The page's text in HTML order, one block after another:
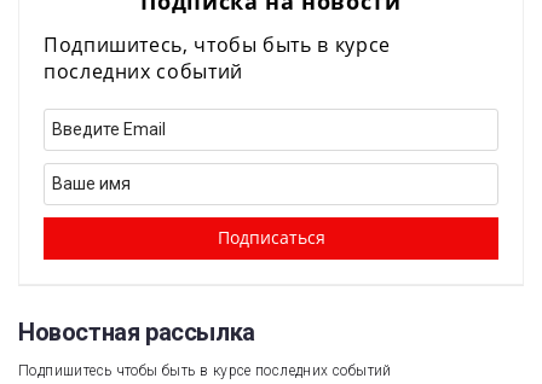
Подпишитесь, чтобы быть в курсе
последних событий
Новостная рассылка​
Подпишитесь чтобы быть в курсе последних событий